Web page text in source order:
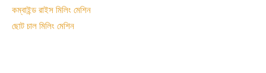
কম্বাইন্ড রাইস মিলিং মেশিন
ছোট চাল মিলিং মেশিন